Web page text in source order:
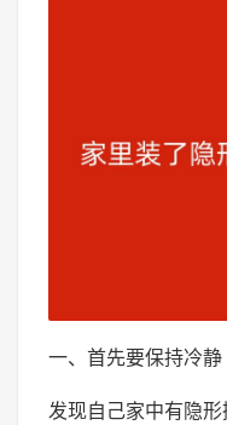
一、首先要保持冷静
发现自己家中有隐